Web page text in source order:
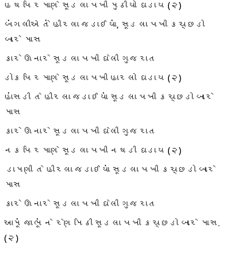
હથ પિરમાણે સૂડલા પખી મુઠીયો ઘડાય (૨)
બંગલીએ તેં હીરલા જડાઈયાં, સૂડલા પખી કચ્છડો
બારે માસ
કારે ઊનારે સૂડલા પખી ઘેલી ગુજરાત
ડોક પિરમાણે સૂડલા પખી હારલો ઘડાય (૨)
હાંસડી તે હીરલા જડાઈયાં સૂડલા પખી કચ્છડો બારે
માસ
કારે ઊનારે સૂડલા પખી ઘેલી ગુજરાત
નક પિરમાણે સૂડલા પખી નથડી ઘડાય (૨)
ડામણી તે હીરલા જડાઈયાં સૂડલા પખી કચ્છડો બારે
માસ
કારે ઊનારે સૂડલા પખી ઘેલી ગુજરાત
આમૂં જાભૂં ને રેણ મિઠી સૂડલા પખી કચ્છડો બારે માસ.
(૨)